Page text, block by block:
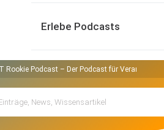
Erlebe Podcasts
Rookie Podcast – Der Podcast für